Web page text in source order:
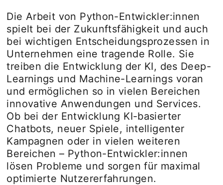
Die Arbeit von Python-Entwickler:innen
spielt bei der Zukunftsfähigkeit und auch
bei wichtigen Entscheidungsprozessen in
Unternehmen eine tragende Rolle. Sie
treiben die Entwicklung der KI, des Deep-
Learnings und Machine-Learnings voran
und ermöglichen so in vielen Bereichen
innovative Anwendungen und Services.
Ob bei der Entwicklung KI-basierter
Chatbots, neuer Spiele, intelligenter
Kampagnen oder in vielen weiteren
Bereichen – Python-Entwickler:innen
lösen Probleme und sorgen für maximal
optimierte Nutzererfahrungen.